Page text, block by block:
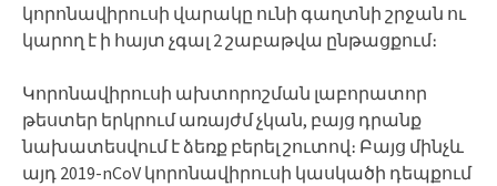
կորոնավիրուսի վարակը ունի գաղտնի շրջան ու
կարող է ի հայտ չգալ 2 շաբաթվա ընթացքում։
Կորոնավիրուսի ախտորոշման լաբորատոր
թեստեր երկրում առայժմ չկան, բայց դրանք
նախատեսվում է ձեռք բերել շուտով։ Բայց մինչև
այդ 2019-nCoV կորոնավիրուսի կասկածի դեպքում